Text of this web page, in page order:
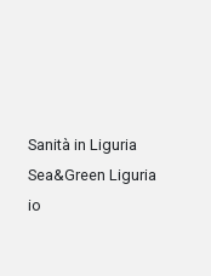
Sanità in Liguria
Sea&Green Liguria
io